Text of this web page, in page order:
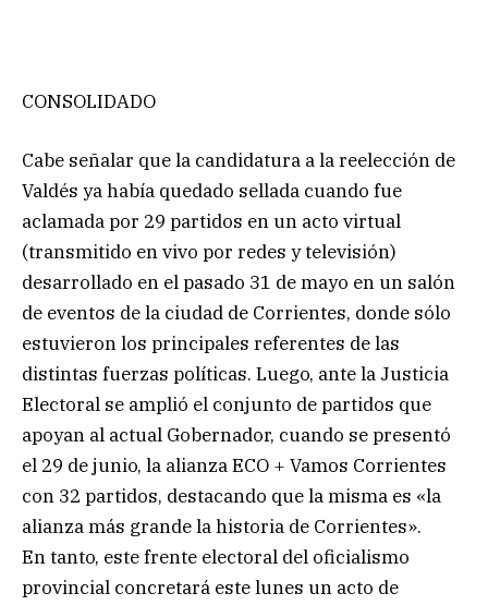
CONSOLIDADO
Cabe señalar que la candidatura a la reelección de
Valdés ya había quedado sellada cuando fue
aclamada por 29 partidos en un acto virtual
(transmitido en vivo por redes y televisión)
desarrollado en el pasado 31 de mayo en un salón
de eventos de la ciudad de Corrientes, donde sólo
estuvieron los principales referentes de las
distintas fuerzas políticas. Luego, ante la Justicia
Electoral se amplió el conjunto de partidos que
apoyan al actual Gobernador, cuando se presentó
el 29 de junio, la alianza ECO + Vamos Corrientes
con 32 partidos, destacando que la misma es «la
alianza más grande la historia de Corrientes».
En tanto, este frente electoral del oficialismo
provincial concretará este lunes un acto de